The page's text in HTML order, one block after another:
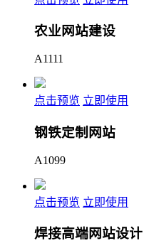
农业网站建设
A1111
点击预览 立即使用
钢铁定制网站
A1099
点击预览 立即使用
焊接高端网站设计